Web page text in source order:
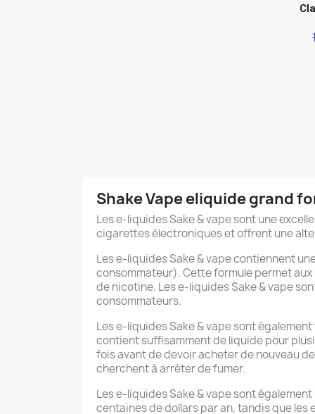
Shake Vape eliquide grand
Les e-liquides Sake & vape sont une
cigarettes électroniques et offrent une
Les e-liquides Sake & vape contiennent
consommateur). Cette formule permet
de nicotine. Les e-liquides Sake & vape
consommateurs.
Les e-liquides Sake & vape sont
contient suffisamment de liquide pour
fois avant de devoir acheter de nouveau
cherchent à arrêter de fumer.
Les e-liquides Sake & vape sont
centaines de dollars par an, tandis que